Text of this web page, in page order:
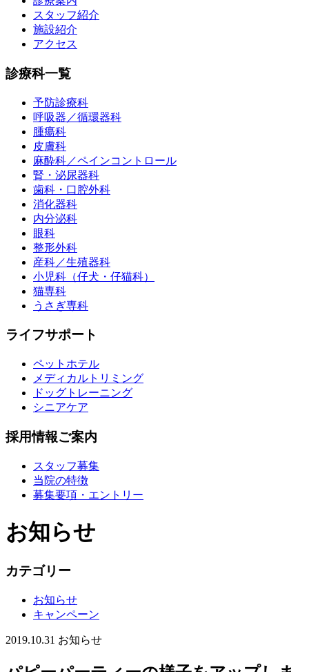
スタッフ紹介
施設紹介
アクセス
診療科一覧
予防診療科
呼吸器／循環器科
腫瘍科
皮膚科
麻酔科／ペインコントロール
腎・泌尿器科
歯科・口腔外科
消化器科
内分泌科
眼科
整形外科
産科／生殖器科
小児科（仔犬・仔猫科）
猫専科
うさぎ専科
ライフサポート
ペットホテル
メディカルトリミング
ドッグトレーニング
シニアケア
採用情報ご案内
スタッフ募集
当院の特徴
募集要項・エントリー
お知らせ
カテゴリー
お知らせ
キャンペーン
2019.10.31 お知らせ